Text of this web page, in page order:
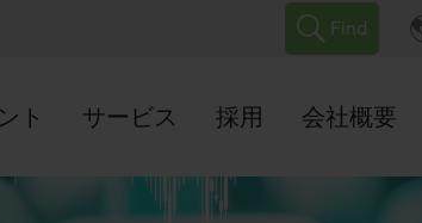
Find
ト サービス 採用 会社概要